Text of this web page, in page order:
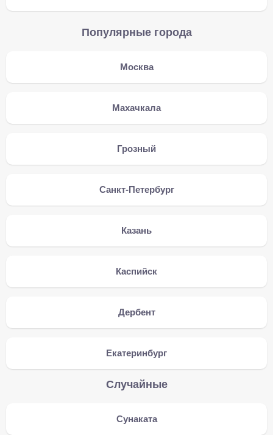
Популярные города
Москва
Махачкала
Грозный
Санкт-Петербург
Казань
Каспийск
Дербент
Екатеринбург
Случайные
Сунаката